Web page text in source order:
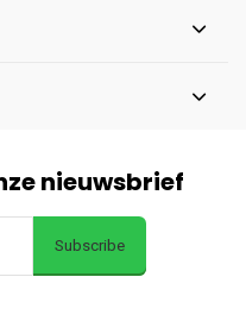
nieuwsbrief
Subscribe